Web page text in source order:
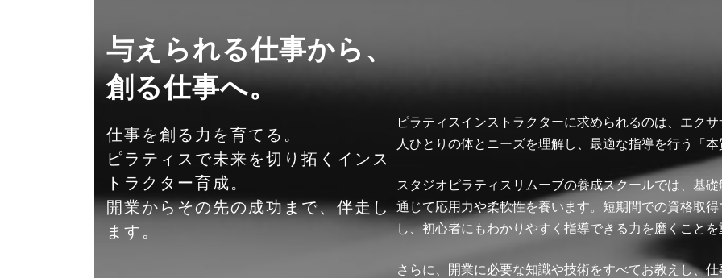
与えられる仕事から、
創る仕事へ。
仕事を創る力を育てる。
ピラティスで未来を切り拓くインス
トラクター育成。
開業からその先の成功まで、伴走し
ます。
ピラティスインストラクターに求められるのは、エク
人ひとりの体とニーズを理解し、最適な指導を行う「
スタジオピラティスリムーブの養成スクールでは、基
通じて応用力や柔軟性を養います。短期間での資格取
し、初心者にもわかりやすく指導できる力を磨くこと
さらに、開業に必要な知識や技術をすべてお教えし、